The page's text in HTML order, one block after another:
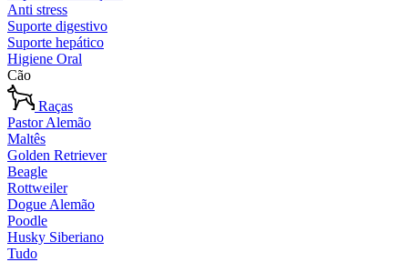
Anti stress
Suporte digestivo
Suporte hepático
Higiene Oral
Cão
Raças
Pastor Alemão
Maltês
Golden Retriever
Beagle
Rottweiler
Dogue Alemão
Poodle
Husky Siberiano
Tudo